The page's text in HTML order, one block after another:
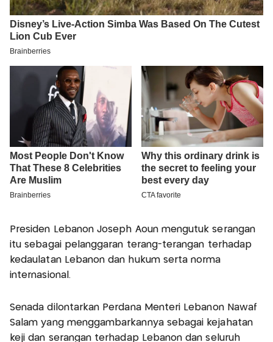
Presiden Lebanon Joseph Aoun mengutuk serangan
itu sebagai pelanggaran terang-terangan terhadap
kedaulatan Lebanon dan hukum serta norma
internasional.
Senada dilontarkan Perdana Menteri Lebanon Nawaf
Salam yang menggambarkannya sebagai kejahatan
keji dan serangan terhadap Lebanon dan seluruh